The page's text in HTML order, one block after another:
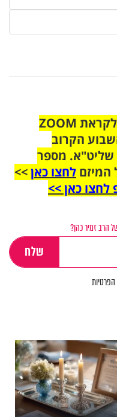
הצטרפו לקבוצת הוואטסאפ לקראת ZOOM
הקרוב
שליט"א. מספר
המיזם לחצו כאן>>
לחצו כאן >>
הרב זמיר כהן?
הפרטיות